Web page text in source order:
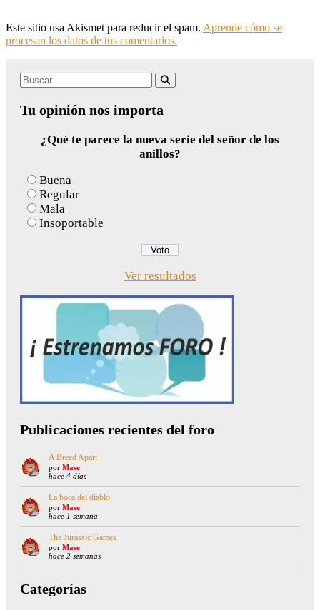
Este sitio usa Akismet para reducir el spam. Aprende cómo se
procesan los datos de tus comentarios.
Search
Tu opinión nos importa
¿Qué te parece la nueva serie del señor de los
anillos?
Buena
Regular
Mala
Insoportable
Ver resultados
Publicaciones recientes del foro
A Breed Apart
por Mase
hace 4 días
La boca del diablo
por Mase
hace 1 semana
The Jurassic Games
por Mase
hace 2 semanas
Categorías